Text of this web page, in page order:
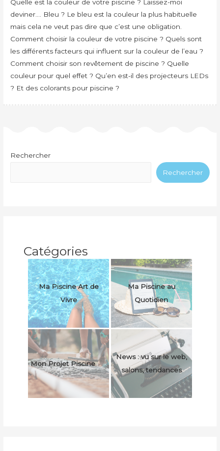
Quelle est la couleur de votre piscine ? Laissez-moi
deviner…. Bleu ? Le bleu est la couleur la plus habituelle
mais cela ne veut pas dire que c’est une obligation.
Comment choisir la couleur de votre piscine ? Quels sont
les différents facteurs qui influent sur la couleur de l’eau ?
Comment choisir son revêtement de piscine ? Quelle
couleur pour quel effet ? Qu’en est-il des projecteurs LEDs
? Et des colorants pour piscine ?
Rechercher
Rechercher
Catégories
Ma Piscine Art de
Vivre
Ma Piscine au
Quotidien
Mon Projet Piscine
News : vu sur le web,
salons, tendances